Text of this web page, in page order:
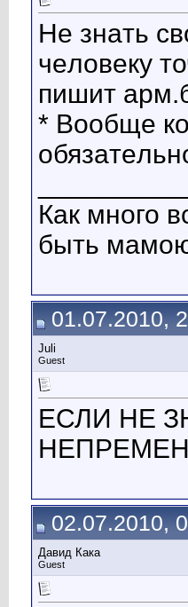
Нe знaть
чeловeку
пишит
* Вообщe
Как много
быть
01.07.2010,
Juli
Guest
ЕСЛИ НЕ
02.07.2010,
Давид Кака
Guest